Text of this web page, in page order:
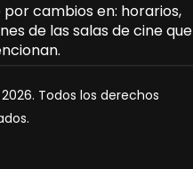
cambios en: horarios,
de las salas de cine que
2026. Todos los derechos